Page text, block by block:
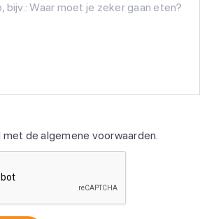
met dealgemene voorwaarden.